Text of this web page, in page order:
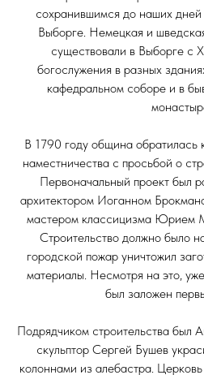
сохранившимся до наших
Выборге. Немецкая и
существовали в Выборге с
богослужения в разных
кафедральном соборе и в
В 1790 году община обратилась
наместничества с просьбой о
Первоначальный проект был
архитектором Иоганном
мастером классицизма Юрием
Строительство должно было
городской пожар уничтожил
материалы. Несмотря на это,
был заложен
Подрядчиком строительства был
скульптор Сергей Бушев
колоннами из алебастра.